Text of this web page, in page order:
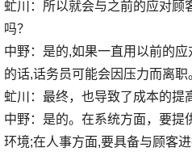
虻川：所以就会与之前的应对顾
吗？
中野：是的,如果一直用以前的
的话,话务员可能会因压力而离职
虻川：最终，也导致了成本的提
中野：是的。在系统方面，要提
环境;在人事方面,要具备与顾客